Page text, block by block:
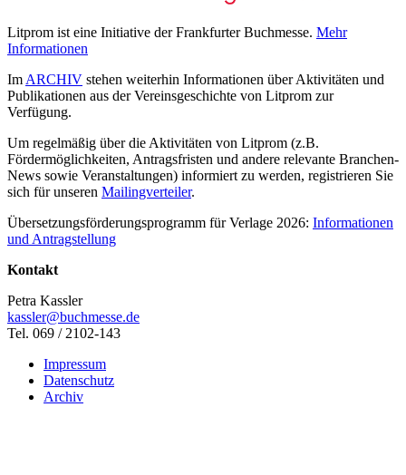
Litprom ist eine Initiative der Frankfurter Buchmesse. Mehr
Informationen
Im ARCHIV stehen weiterhin Informationen über Aktivitäten und
Publikationen aus der Vereinsgeschichte von Litprom zur
Verfügung.
Um regelmäßig über die Aktivitäten von Litprom (z.B.
Fördermöglichkeiten, Antragsfristen und andere relevante Branchen-
News sowie Veranstaltungen) informiert zu werden, registrieren Sie
sich für unseren Mailingverteiler.
Übersetzungsförderungsprogramm für Verlage 2026: Informationen
und Antragstellung
Kontakt
Petra Kassler
kassler@buchmesse.de
Tel. 069 / 2102-143
Impressum
Datenschutz
Archiv